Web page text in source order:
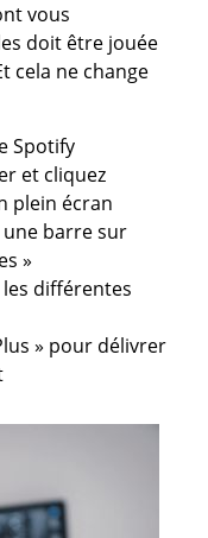
vous
doit être jouée
cela ne change
Spotify
et cliquez
plein écran
barre sur
»
différentes
» pour délivrer